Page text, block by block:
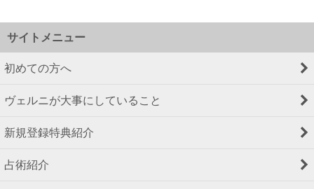
サイトメニュー
初めての方へ
ヴェルニが大事にしていること
新規登録特典紹介
占術紹介